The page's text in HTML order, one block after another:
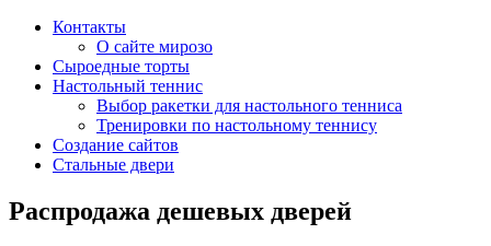
Контакты
О сайте мирозо
Сыроедные торты
Настольный теннис
Выбор ракетки для настольного тенниса
Тренировки по настольному теннису
Создание сайтов
Стальные двери
Распродажа дешевых дверей